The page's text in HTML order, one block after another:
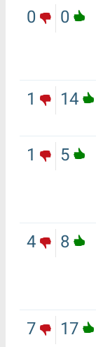
0
0
14
1
5
1
8
4
17
7